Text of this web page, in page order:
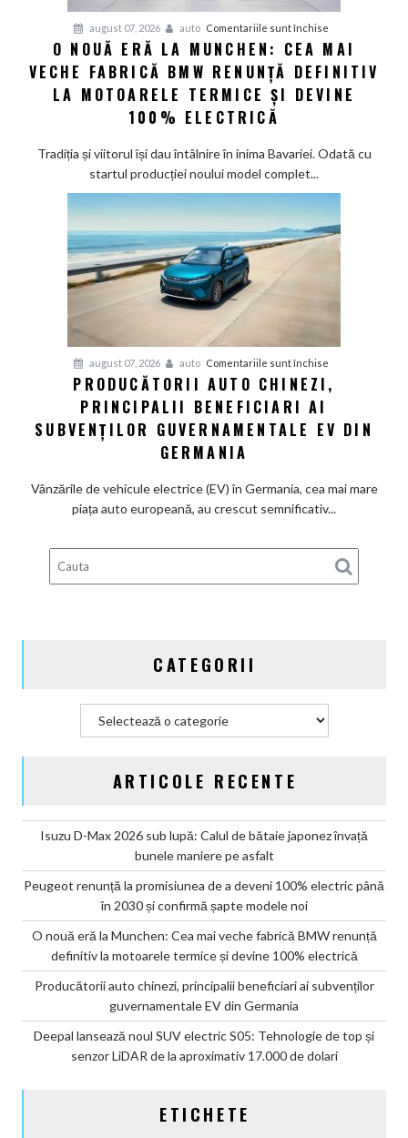
șapte
noi
august 07, 2026 auto Comentariile sunt închise
O
nouă
eră
Cea
BMW
renunță
și
100%
O NOUĂ ERĂ LA MUNCHEN: CEA MAI
VECHE FABRICĂ BMW RENUNȚĂ DEFINITIV
LA MOTOARELE TERMICE ȘI DEVINE
100% ELECTRICĂ
Tradiția și viitorul își dau întâlnire în inima Bavariei. Odată cu
startul producției noului model complet...
august 07, 2026 auto Comentariile sunt închise
chinezi,
din
Germania
PRODUCĂTORII AUTO CHINEZI,
PRINCIPALII BENEFICIARI AI
SUBVENȚILOR GUVERNAMENTALE EV DIN
GERMANIA
Vânzările de vehicule electrice (EV) în Germania, cea mai mare
piața auto europeană, au crescut semnificativ...
CATEGORII
ARTICOLE RECENTE
Isuzu D-Max 2026 sub lupă: Calul de bătaie japonez învață
bunele maniere pe asfalt
Peugeot renunță la promisiunea de a deveni 100% electric până
în 2030 și confirmă șapte modele noi
O nouă eră la Munchen: Cea mai veche fabrică BMW renunță
definitiv la motoarele termice și devine 100% electrică
Producătorii auto chinezi, principalii beneficiari ai subvenților
guvernamentale EV din Germania
Deepal lansează noul SUV electric S05: Tehnologie de top și
senzor LiDAR de la aproximativ 17.000 de dolari
ETICHETE